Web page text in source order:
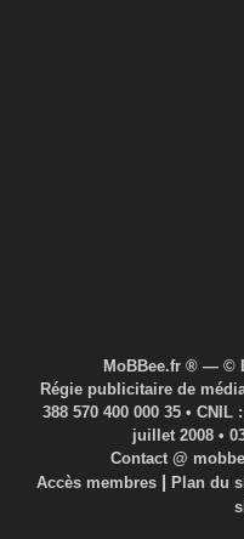
MoBBee.fr ® — ©
Régie publicitaire de
388 570 400 000 35 • CNIL
juillet 2008 •
Contact @
Accès membres | Plan du